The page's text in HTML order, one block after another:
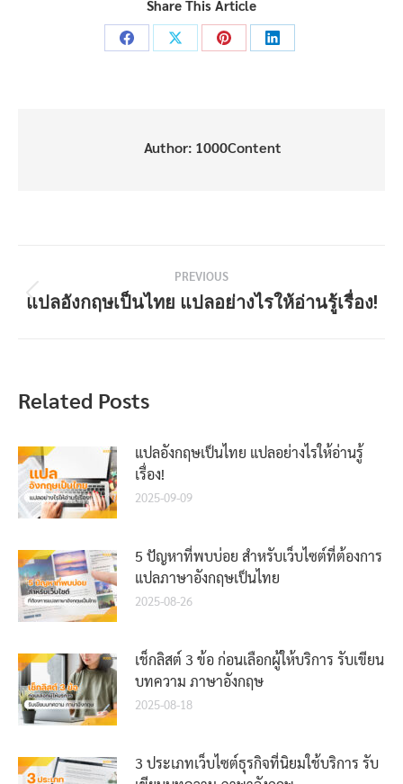
Share This Article
Share
Share
Share
Share
Author: 1000Content
navigation
PREVIOUS
Previous
แปลอังกฤษเป็นไทย แปลอย่างไรให้อ่านรู้เรื่อง!
Related Posts
แปลอังกฤษเป็นไทย แปลอย่างไรให้อ่านรู้
เรื่อง!
2025-09-09
5 ปัญหาที่พบบ่อย สำหรับเว็บไซต์ที่ต้องการ
แปลภาษาอังกฤษเป็นไทย
2025-08-26
เช็กลิสต์ 3 ข้อ ก่อนเลือกผู้ให้บริการ รับเขียน
บทความ ภาษาอังกฤษ
2025-08-18
3 ประเภทเว็บไซต์ธุรกิจที่นิยมใช้บริการ รับ